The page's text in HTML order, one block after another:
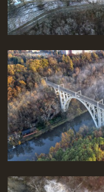
JAK FOTOGRAFOVAT
NÁVŠTĚVNÍ KNIHA
Milan Hořejší © 2026